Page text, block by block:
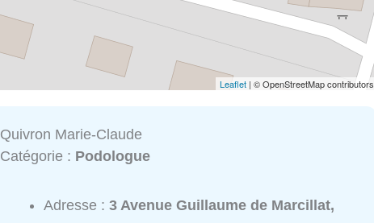
Leaflet | © OpenStreetMap contributors
Quivron Marie-Claude
Catégorie : Podologue
Adresse :3 Avenue Guillaume de Marcillat,